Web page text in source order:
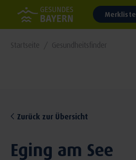
Merkliste
Startseite Gesundheitsfinder
Zurück zur Übersicht
Eging am See